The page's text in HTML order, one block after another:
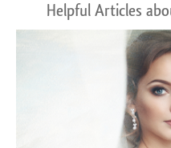
Helpful Articles